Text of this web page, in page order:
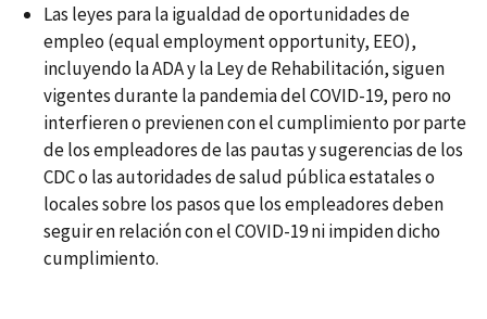
Las leyes para la igualdad de oportunidades de
empleo (equal employment opportunity, EEO),
incluyendo la ADA y la Ley de Rehabilitación, siguen
vigentes durante la pandemia del COVID-19, pero no
interfieren o previenen con el cumplimiento por parte
de los empleadores de las pautas y sugerencias de los
CDC o las autoridades de salud pública estatales o
locales sobre los pasos que los empleadores deben
seguir en relación con el COVID-19 ni impiden dicho
cumplimiento.